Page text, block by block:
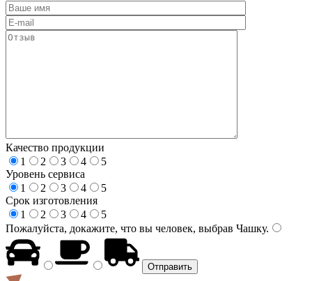
Качество продукции
1
2 3 4
5
Уровень сервиса
1
2 3 4
5
Срок изготовления
1
2 3 4
5
Пожалуйста, докажите, что вы человек, выбрав Чашку.